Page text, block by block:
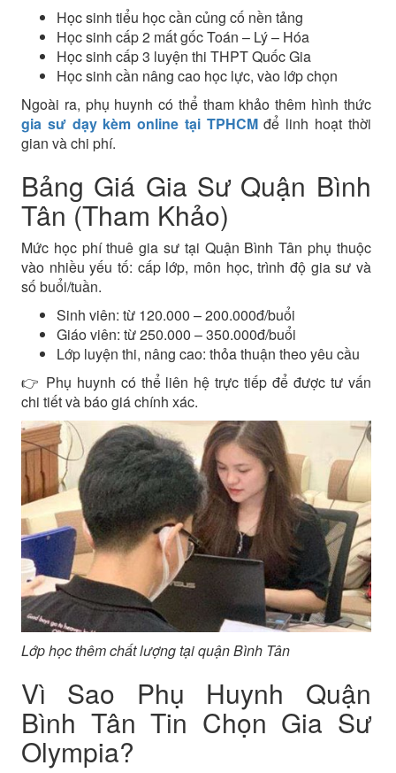
Học sinh tiểu học cần củng cố nền tảng
Học sinh cấp 2 mất gốc Toán – Lý – Hóa
Học sinh cấp 3 luyện thi THPT Quốc Gia
Học sinh cần nâng cao học lực, vào lớp chọn
Ngoài ra, phụ huynh có thể tham khảo thêm hình thức
gia sư dạy kèm online tại TPHCMđể linh hoạt thời
gian và chi phí.
Bảng Giá Gia Sư Quận Bình
Tân (Tham Khảo)
Mức học phí thuê gia sư tại Quận Bình Tân phụ thuộc
vào nhiều yếu tố: cấp lớp, môn học, trình độ gia sư và
số buổi/tuần.
Sinh viên: từ 120.000 – 200.000đ/buổi
Giáo viên: từ 250.000 – 350.000đ/buổi
Lớp luyện thi, nâng cao: thỏa thuận theo yêu cầu
👉 Phụ huynh có thể liên hệ trực tiếp để được tư vấn
chi tiết và báo giá chính xác.
Lớp học thêm chất lượng tại quận Bình Tân
Vì Sao Phụ Huynh Quận
Bình Tân Tin Chọn Gia Sư
Olympia?